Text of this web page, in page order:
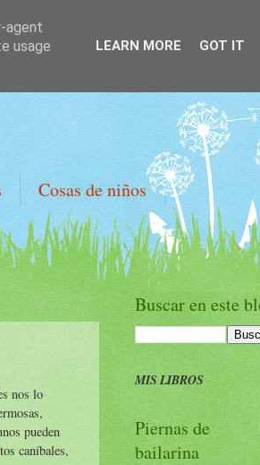
Cosas de niños
nos lo
pueden
caníbales,
Buscar en este
MIS LIBROS
Piernas de
bailarina
agent
usage
LEARN MORE GOT IT